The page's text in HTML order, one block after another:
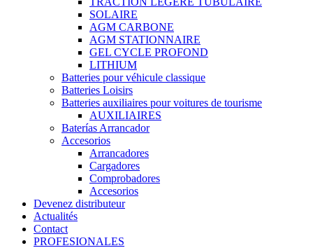
SOLAIRE
AGM CARBONE
AGM STATIONNAIRE
GEL CYCLE PROFOND
LITHIUM
Batteries pour véhicule classique
Batteries Loisirs
Batteries auxiliaires pour voitures de tourisme
AUXILIAIRES
Baterías Arrancador
Accesorios
Arrancadores
Cargadores
Comprobadores
Accesorios
Devenez distributeur
Actualités
Contact
PROFESIONALES